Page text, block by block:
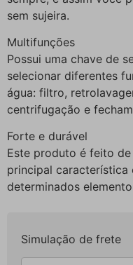
sem sujeira.
Multifunções
Possui uma chave de
selecionar diferentes
água: filtro,
centrifugação e
Forte e durável
Este produto é feito
principal característica
determinados
Simulação de frete